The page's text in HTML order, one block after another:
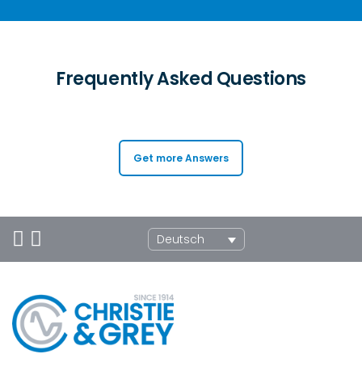
Frequently Asked Questions
Get more Answers
Deutsch